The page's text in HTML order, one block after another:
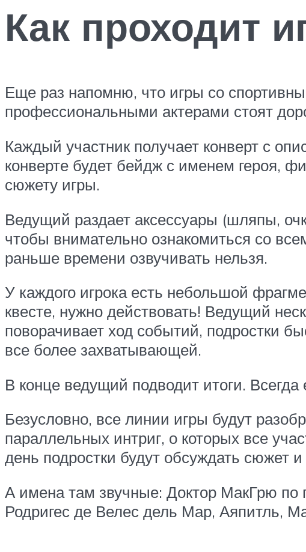
Как проходит
Еще раз напомню, что игры со
профессиональными актерами стоят
Каждый участник получает конверт с
конверте будет бейдж с именем героя,
сюжету игры.
Ведущий раздает аксессуары (шляпы,
чтобы внимательно ознакомиться со
раньше времени озвучивать нельзя.
У каждого игрока есть небольшой
квесте, нужно действовать! Ведущий
поворачивает ход событий, подростки
все более захватывающей.
В конце ведущий подводит итоги.
Безусловно, все линии игры будут
параллельных интриг, о которых все
день подростки будут обсуждать сюжет
А имена там звучные: Доктор МакГрю
Родригес де Велес дель Мар, Аяпитль,